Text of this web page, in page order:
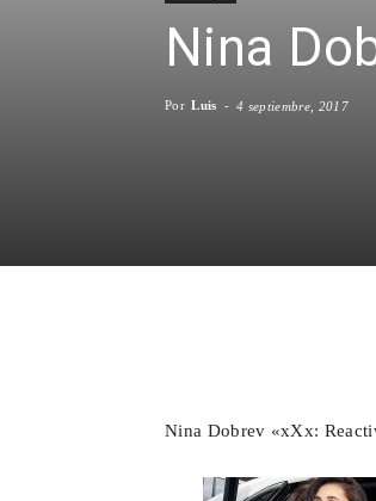
Nina
Por Luis - 4 septiembre, 2017
Nina Dobrev «xXx: